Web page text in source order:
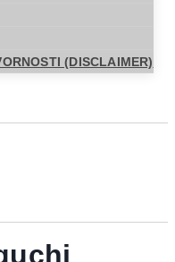
(DISCLAIMER)